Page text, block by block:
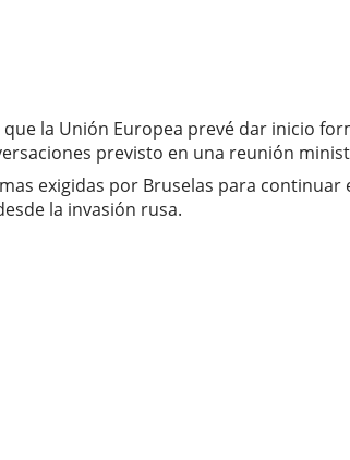
la Unión Europea prevé dar inicio
previsto en una reunión
exigidas por Bruselas para
la invasión rusa.